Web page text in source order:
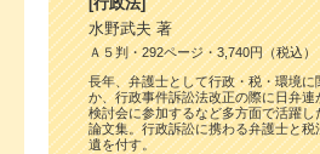
水野武夫 著
Ａ５判・292ページ・3,740円（税込）
長年、弁護士として行政・税・環境に
か、行政事件訴訟法改正の際に日弁
検討会に参加するなど多方面で活躍
論文集。行政訴訟に携わる弁護士と
遺を付す。